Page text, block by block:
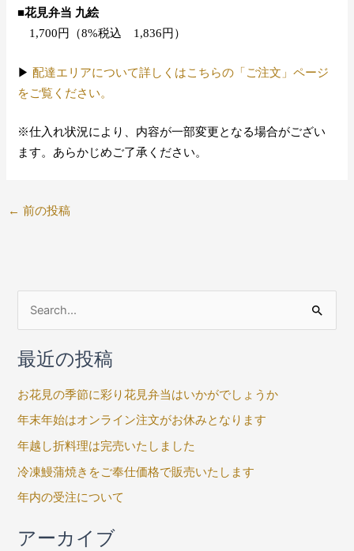
■花見弁当 九絵
1,700円（8%税込 1,836円）
▶︎ 配達エリアについて詳しくはこちらの「ご注文」ページ
をご覧ください。
※仕入れ状況により、内容が一部変更となる場合がござい
ます。あらかじめご了承ください。
← 前の投稿
対
最近の投稿
お花見の季節に彩り花見弁当はいかがでしょうか
年末年始はオンライン注文がお休みとなります
年越し折料理は完売いたしました
冷凍鰻蒲焼きをご奉仕価格で販売いたします
年内の受注について
アーカイブ